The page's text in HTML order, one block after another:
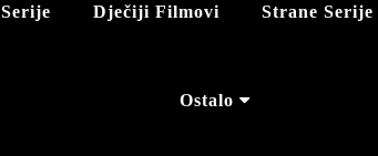
Serije Dječiji Filmovi Strane Serije
Ostalo